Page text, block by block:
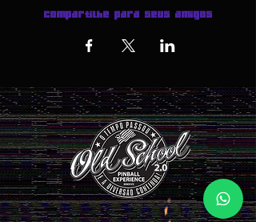
Compartilhe para seus amigos